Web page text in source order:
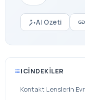
AI Ozeti
ICINDEKILER
Kontakt Lenslerin